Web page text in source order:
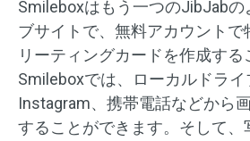
Smileboxはもう一つのJibJabの
ブサイトで、無料アカウント
リーティングカードを作成する
Smileboxでは、ローカルドライ
Instagram、携帯電話などから
することができます。そして、